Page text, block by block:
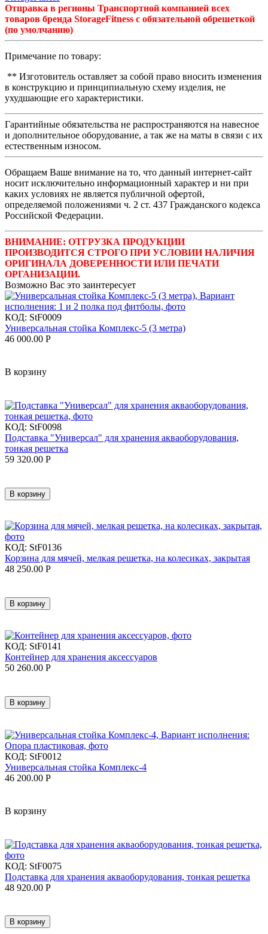
Отправка в регионы Транспортной компанией всех
товаров бренда StorageFitness с обязательной обрешеткой
(по умолчанию)
Примечание по товару:
** Изготовитель оставляет за собой право вносить изменения
в конструкцию и принципиальную схему изделия, не
ухудшающие его характеристики.
Гарантийные обязательства не распространяются на навесное
и дополнительное оборудование, а так же на маты в связи с их
естественным износом.
Обращаем Ваше внимание на то, что данный интернет-сайт
носит исключительно информационный характер и ни при
каких условиях не является публичной офертой,
определяемой положениями ч. 2 ст. 437 Гражданского кодекса
Российской Федерации.
ВНИМАНИЕ: ОТГРУЗКА ПРОДУКЦИИ
ПРОИЗВОДИТСЯ СТРОГО ПРИ УСЛОВИИ НАЛИЧИЯ
ОРИГИНАЛА ДОВЕРЕННОСТИ ИЛИ ПЕЧАТИ
ОРГАНИЗАЦИИ.
Возможно Вас это заинтересует
КОД: StF0009
Универсальная стойка Комплекс-5 (3 метра)
46 000.00 Р
В корзину
КОД: StF0098
Подставка "Универсал" для хранения акваоборудования,
тонкая решетка
59 320.00 Р
В корзину
КОД: StF0136
Корзина для мячей, мелкая решетка, на колесиках, закрытая
48 250.00 Р
В корзину
КОД: StF0141
Контейнер для хранения аксессуаров
50 260.00 Р
В корзину
КОД: StF0012
Универсальная стойка Комплекс-4
46 200.00 Р
В корзину
КОД: StF0075
Подставка для хранения акваоборудования, тонкая решетка
48 920.00 Р
В корзину